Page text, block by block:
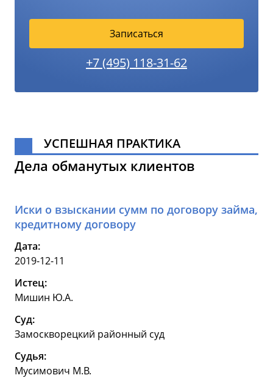
Записаться
+7 (495) 118-31-62
УСПЕШНАЯ ПРАКТИКА
Дела обманутых клиентов
Иски о взыскании сумм по договору займа,
кредитному договору
Дата:
2019-12-11
Истец:
Мишин Ю.А.
Суд:
Замоскворецкий районный суд
Судья:
Мусимович М.В.